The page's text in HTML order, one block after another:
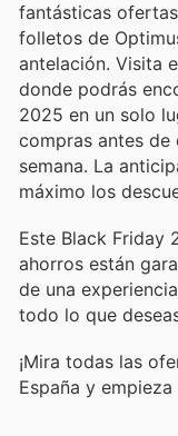
fantásticas
folletos de
antelación. Visita
donde podrás
2025 en un solo
compras antes
semana. La
máximo los
Este Black Friday
ahorros están
de una
todo lo que
¡Mira todas las
España y